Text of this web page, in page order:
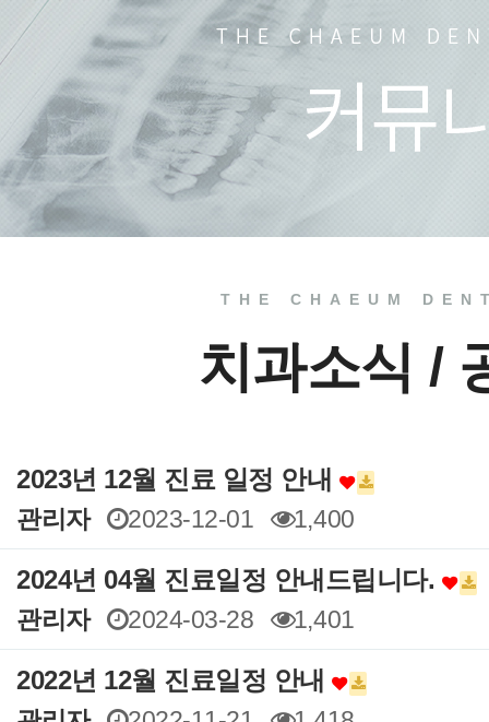
치료 전
THE CHAEUM
치과소식 /
2023년 12월 진료 일정 안내
관리자
2023-12-01 1,400
2024년 04월 진료일정 안내드립니다.
관리자
2024-03-28 1,401
2022년 12월 진료일정 안내